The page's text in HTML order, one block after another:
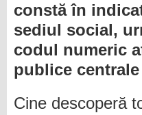
constă în
sediul social,
codul numeric
publice
Cine descoperă